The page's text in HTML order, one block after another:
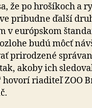
že po hrošíkoch a
pribudne ďalší
v európskom
budú môcť
prirodzené
akoby ich
hovorí riaditeľ ZOO